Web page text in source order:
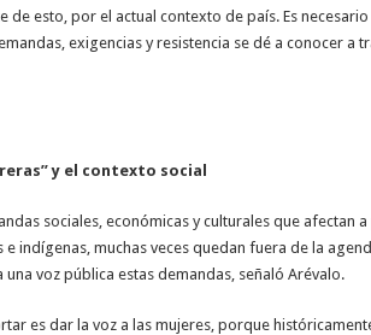
de esto, por el actual contexto de país. Es
exigencias y resistencia se dé a conocer a
y el contexto social
sociales, económicas y culturales que afectan
e indígenas, muchas veces quedan fuera de la
voz pública estas demandas, señaló Arévalo.
es dar la voz a las mujeres, porque